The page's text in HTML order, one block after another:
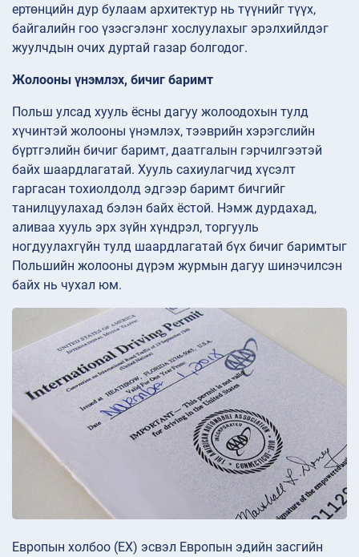
ертөнцийн дур булаам архитектур нь түүнийг түүх,
байгалийн гоо үзэсгэлэнг хослуулахыг эрэлхийлдэг
жуулчдын очих дуртай газар болгодог.
Жолооны үнэмлэх, бичиг баримт
Польш улсад хууль ёсны дагуу жолоодохын тулд
хүчинтэй жолооны үнэмлэх, тээврийн хэрэгслийн
бүртгэлийн бичиг баримт, даатгалын гэрчилгээтэй
байх шаардлагатай. Хууль сахиулагчид хүсэлт
гаргасан тохиолдолд эдгээр баримт бичгийг
танилцуулахад бэлэн байх ёстой. Нэмж дурдахад,
аливаа хууль эрх зүйн хүндрэл, торгууль
ногдуулахгүйн тулд шаардлагатай бүх бичиг баримтыг
Польшийн жолооны дүрэм журмын дагуу шинэчилсэн
байх нь чухал юм.
Европын холбоо (ЕХ) эсвэл Европын эдийн засгийн